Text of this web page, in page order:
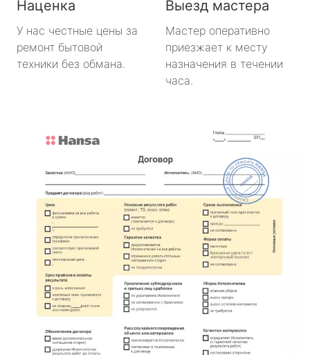
Наценка
У нас честные цены за
ремонт бытовой
техники без обмана.
Выезд мастера
Мастер оперативно
приезжает к месту
назначения в течении
часа.